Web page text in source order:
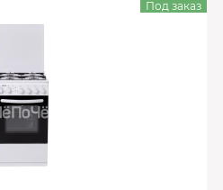
Под заказ